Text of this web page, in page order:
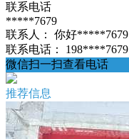
联系电话
*****7679
联系人：
你好*****7679
联系电话：
198****7679
微信扫一扫查看电话
推荐信息